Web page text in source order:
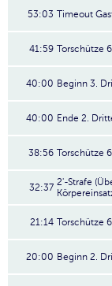
53:03 Timeout
41:59 Torschütze
40:00 Beginn 3.
40:00 Ende 2.
38:56 Torschütze
32:37 2'-Strafe
21:14 Torschütze
20:00 Beginn 2.